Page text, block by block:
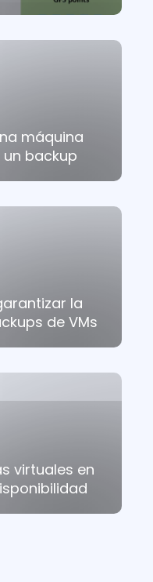
máquina
backup
la
de VMs
virtuales en